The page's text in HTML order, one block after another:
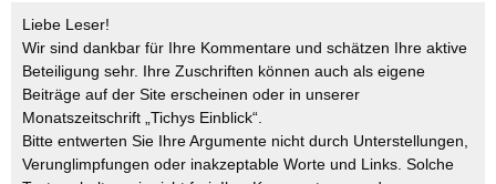
Liebe Leser!
Wir sind dankbar für Ihre Kommentare und schätzen Ihre aktive
Beteiligung sehr. Ihre Zuschriften können auch als eigene
Beiträge auf der Site erscheinen oder in unserer
Monatszeitschrift „Tichys Einblick“.
Bitte entwerten Sie Ihre Argumente nicht durch Unterstellungen,
Verunglimpfungen oder inakzeptable Worte und Links. Solche